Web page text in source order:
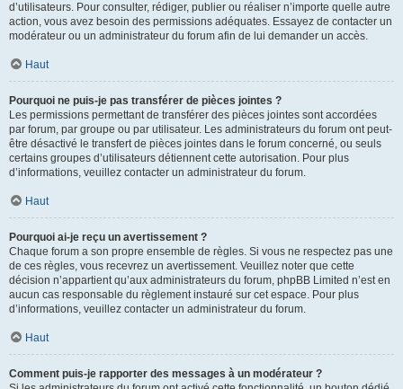
d’utilisateurs. Pour consulter, rédiger, publier ou réaliser n’importe quelle autre
action, vous avez besoin des permissions adéquates. Essayez de contacter un
modérateur ou un administrateur du forum afin de lui demander un accès.
Haut
Pourquoi ne puis-je pas transférer de pièces jointes ?
Les permissions permettant de transférer des pièces jointes sont accordées
par forum, par groupe ou par utilisateur. Les administrateurs du forum ont peut-
être désactivé le transfert de pièces jointes dans le forum concerné, ou seuls
certains groupes d’utilisateurs détiennent cette autorisation. Pour plus
d’informations, veuillez contacter un administrateur du forum.
Haut
Pourquoi ai-je reçu un avertissement ?
Chaque forum a son propre ensemble de règles. Si vous ne respectez pas une
de ces règles, vous recevrez un avertissement. Veuillez noter que cette
décision n’appartient qu’aux administrateurs du forum, phpBB Limited n’est en
aucun cas responsable du règlement instauré sur cet espace. Pour plus
d’informations, veuillez contacter un administrateur du forum.
Haut
Comment puis-je rapporter des messages à un modérateur ?